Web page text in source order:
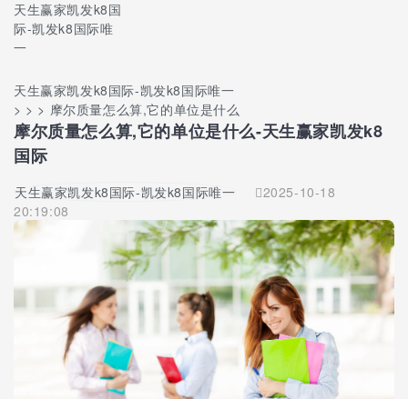
天生赢家凯发k8国
际-凯发k8国际唯
一
天生赢家凯发k8国际-凯发k8国际唯一
> > > 摩尔质量怎么算,它的单位是什么
摩尔质量怎么算,它的单位是什么-天生赢家凯发k8
国际
天生赢家凯发k8国际-凯发k8国际唯一
2025-10-18
20:19:08